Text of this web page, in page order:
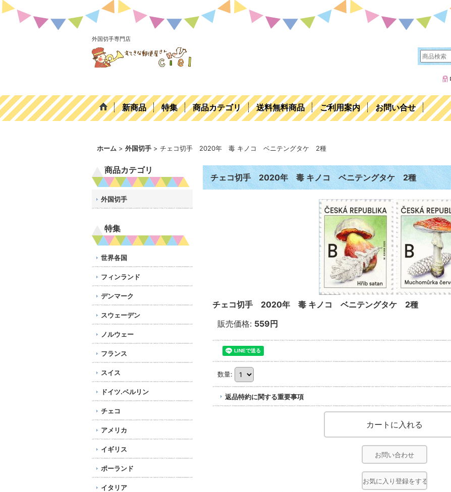
外国切手専門店
新商品 特集 商品カテゴリ 送料無料商品 ご利用案内 お問い合せ
ホーム > 外国切手 > チェコ切手 2020年 毒 キノコ ベニテングタケ 2種
商品カテゴリ
外国切手
特集
世界各国
フィンランド
デンマーク
スウェーデン
ノルウェー
フランス
スイス
ドイツ.ベルリン
チェコ
アメリカ
イギリス
ポーランド
イタリア
チェコ切手 2020年 毒 キノコ ベニテングタケ 2種
チェコ切手 2020年 毒 キノコ ベニテングタケ 2種
販売価格: 559円
数量:
返品特約に関する重要事項
お問い合わせ
お気に入り登録をする